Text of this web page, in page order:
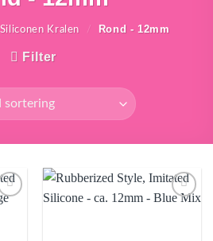
Siliconen Kralen / Rond - 12mm
Filter